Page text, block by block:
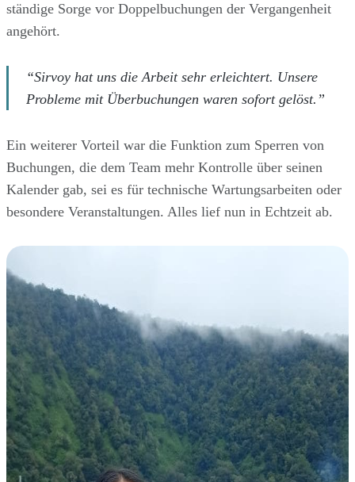
ständige Sorge vor Doppelbuchungen der Vergangenheit
angehört.
“Sirvoy hat uns die Arbeit sehr erleichtert. Unsere
Probleme mit Überbuchungen waren sofort gelöst.”
Ein weiterer Vorteil war die Funktion zum Sperren von
Buchungen, die dem Team mehr Kontrolle über seinen
Kalender gab, sei es für technische Wartungsarbeiten oder
besondere Veranstaltungen. Alles lief nun in Echtzeit ab.